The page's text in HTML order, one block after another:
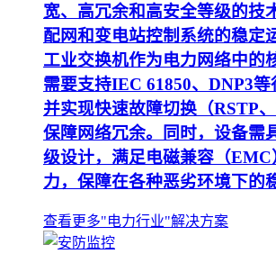
宽、高冗余和高安全等级的技
配网和变电站控制系统的稳定
工业交换机作为电力网络中的
需要支持IEC 61850、DNP3等
并实现快速故障切换（RSTP、
保障网络冗余。同时，设备需
级设计，满足电磁兼容（
力，保障在各种恶劣环境下的
查看更多"电力行业"解决方案